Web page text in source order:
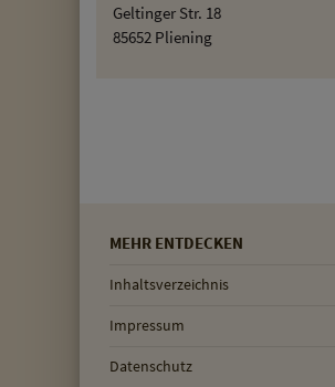
Geltinger Str. 18
85652 Pliening
MEHR ENTDECKEN
Inhaltsverzeichnis
Impressum
Datenschutz